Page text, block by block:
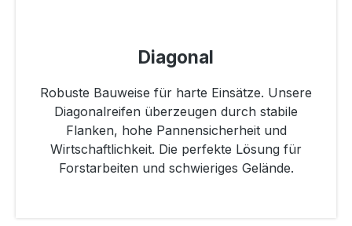
Diagonal
Robuste Bauweise für harte Einsätze. Unsere
Diagonalreifen überzeugen durch stabile
Flanken, hohe Pannensicherheit und
Wirtschaftlichkeit. Die perfekte Lösung für
Forstarbeiten und schwieriges Gelände.